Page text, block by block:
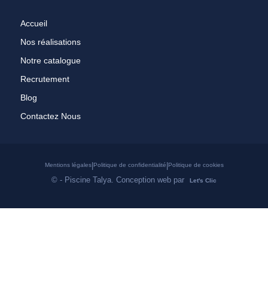
Accueil
Nos réalisations
Notre catalogue
Recrutement
Blog
Contactez Nous
© - Piscine Talya. Conception web par Let's Clic
Mentions légales|Politique de confidentialité|Politique de cookies